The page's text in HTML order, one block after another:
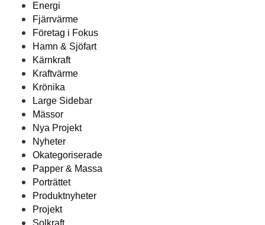
Energi
Fjärrvärme
Företag i Fokus
Hamn & Sjöfart
Kärnkraft
Kraftvärme
Krönika
Large Sidebar
Mässor
Nya Projekt
Nyheter
Okategoriserade
Papper & Massa
Porträttet
Produktnyheter
Projekt